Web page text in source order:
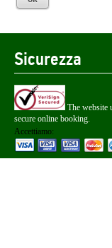
Sicurezza
The website
secure online booking.
Accettiamo: